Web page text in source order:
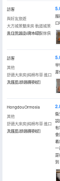
訪客
與好友旅遊
大方城景雙床房·軌道城景·
進口洗護品·實木環保傢俱
入住於2026年06月
服
訪客
其他
舒適大床房|純棉布草·進口
洗護品·舒適蕎麥枕
入住於2026年06月
早
差
HongdouOrmosia
其他
舒適大床房|純棉布草·進口
洗護品·舒適蕎麥枕
入住於2026年06月
衞
説
有
會
着
一
是
到